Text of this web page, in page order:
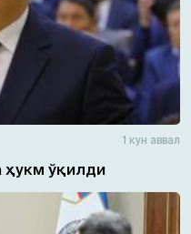
1 кун аввал
ҳукм ўқилди